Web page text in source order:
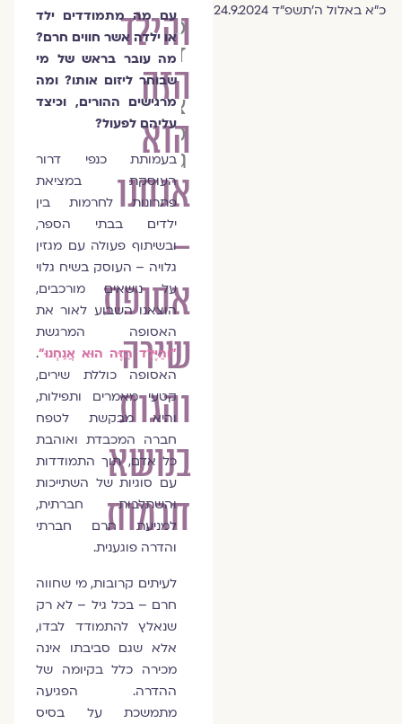
כ״א באלול ה׳תשפ״ד 24.9.2024
והילד
הזה
הוא
אנחנו
–
אסופת
שירה
והגות
בנושא
חרמות
כנפי
דרור
צוות
מגזין
גלויה
עם מה מתמודדים ילד
או ילדה אשר חווים חרם?
מה עובר בראש של מי
שבוחר ליזום אותו? ומה
מרגישים ההורים, וכיצד
עליהם לפעול?
בעמותת כנפי דרור
העוסקת במציאת
פתרונות לחרמות בין
ילדים בבתי הספר,
ובשיתוף פעולה עם מגזין
גלויה – העוסק בשיח גלוי
על נושאים מורכבים,
הוצאנו השבוע לאור את
האסופה המרגשת
"וְהַיֶּלֶד הַזֶּה הוּא אֲנַחְנוּ".
האסופה כוללת שירים,
קטעי מאמרים ותפילות,
והיא מבקשת לטפח
חברה המכבדת ואוהבת
כל אדם, תוך התמודדות
עם סוגיות של השתייכות
והשתלבות חברתית,
למניעת חרם חברתי
והדרה פוגענית.
לעיתים קרובות, מי שחווה
חרם – בכל גיל – לא רק
שנאלץ להתמודד לבדו,
אלא שגם סביבתו אינה
מכירה כלל בקיומה של
ההדרה. הפגיעה
מתמשכת על בסיס